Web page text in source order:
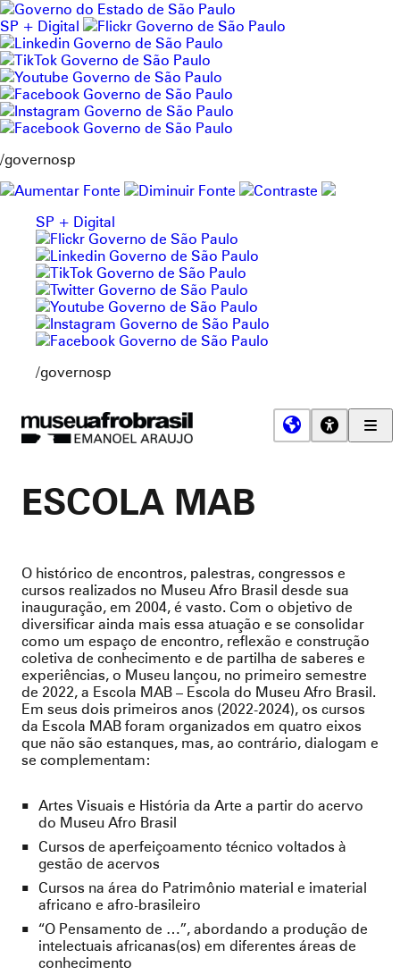
Pular
para
o
conteúdo
SP + Digital
/governosp
SP + Digital
/governosp
Brasil
ESCOLA MAB
O histórico de encontros, palestras, congressos e
cursos realizados no Museu Afro Brasil desde sua
inauguração, em 2004, é vasto. Com o objetivo de
diversificar ainda mais essa atuação e se consolidar
como um espaço de encontro, reflexão e construção
coletiva de conhecimento e de partilha de saberes e
experiências, o Museu lançou, no primeiro semestre
de 2022, a Escola MAB – Escola do Museu Afro Brasil.
Em seus dois primeiros anos (2022-2024), os cursos
da Escola MAB foram organizados em quatro eixos
que não são estanques, mas, ao contrário, dialogam e
se complementam:
Artes Visuais e História da Arte a partir do acervo
do Museu Afro Brasil
Cursos de aperfeiçoamento técnico voltados à
gestão de acervos
Cursos na área do Patrimônio material e imaterial
africano e afro-brasileiro
“O Pensamento de …”, abordando a produção de
intelectuais africanas(os) em diferentes áreas de
conhecimento